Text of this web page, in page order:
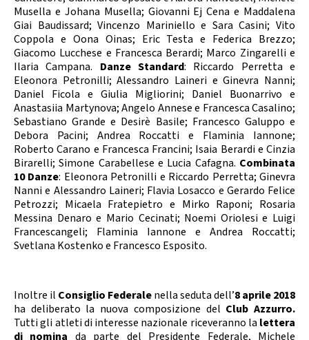
Musella e Johana Musella; Giovanni Ej Cena e Maddalena
Giai Baudissard; Vincenzo Mariniello e Sara Casini; Vito
Coppola e Oona Oinas; Eric Testa e Federica Brezzo;
Giacomo Lucchese e Francesca Berardi; Marco Zingarelli e
Ilaria Campana. Danze Standard: Riccardo Perretta e
Eleonora Petronilli; Alessandro Laineri e Ginevra Nanni;
Daniel Ficola e Giulia Migliorini; Daniel Buonarrivo e
Anastasiia Martynova; Angelo Annese e Francesca Casalino;
Sebastiano Grande e Desirè Basile; Francesco Galuppo e
Debora Pacini; Andrea Roccatti e Flaminia Iannone;
Roberto Carano e Francesca Francini; Isaia Berardi e Cinzia
Birarelli; Simone Carabellese e Lucia Cafagna. Combinata
10 Danze: Eleonora Petronilli e Riccardo Perretta; Ginevra
Nanni e Alessandro Laineri; Flavia Losacco e Gerardo Felice
Petrozzi; Micaela Fratepietro e Mirko Raponi; Rosaria
Messina Denaro e Mario Cecinati; Noemi Oriolesi e Luigi
Francescangeli; Flaminia Iannone e Andrea Roccatti;
Svetlana Kostenko e Francesco Esposito.
Inoltre il Consiglio Federalenella seduta dell’8 aprile 2018
ha deliberato la nuova composizione del Club Azzurro.
Tutti gli atleti di interesse nazionale riceveranno la lettera
di nomina da parte del Presidente Federale, Michele